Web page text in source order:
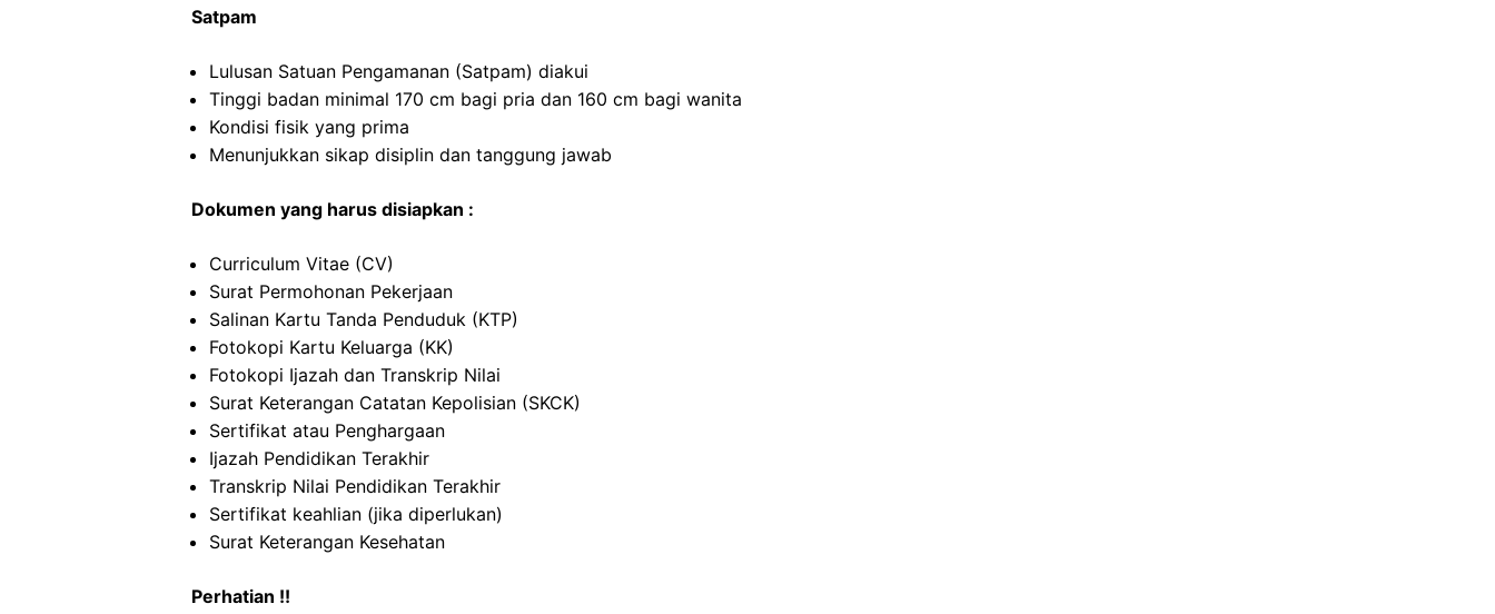
Satpam
Lulusan Satuan Pengamanan (Satpam) diakui
Tinggi badan minimal 170 cm bagi pria dan 160 cm bagi wanita
Kondisi fisik yang prima
Menunjukkan sikap disiplin dan tanggung jawab
Dokumen yang harus disiapkan :
Curriculum Vitae (CV)
Surat Permohonan Pekerjaan
Salinan Kartu Tanda Penduduk (KTP)
Fotokopi Kartu Keluarga (KK)
Fotokopi Ijazah dan Transkrip Nilai
Surat Keterangan Catatan Kepolisian (SKCK)
Sertifikat atau Penghargaan
Ijazah Pendidikan Terakhir
Transkrip Nilai Pendidikan Terakhir
Sertifikat keahlian (jika diperlukan)
Surat Keterangan Kesehatan
Perhatian !!